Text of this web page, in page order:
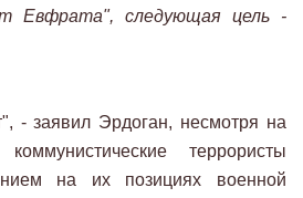
Евфрата", следующая цель -
- заявил Эрдоган, несмотря на
террористы
на их позициях военной